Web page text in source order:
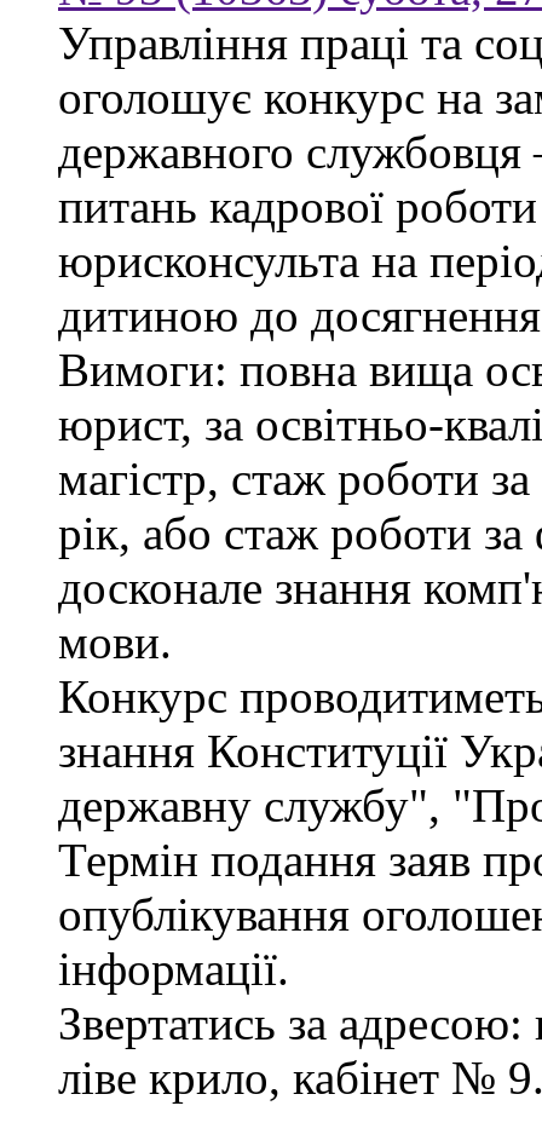
Управління праці та
оголошує конкурс на
державного службовця
питань кадрової
юрисконсульта на
дитиною до
Вимоги: повна вища
юрист, за освітньо-
магістр, стаж роботи
рік, або стаж роботи
досконале знання
мови.
Конкурс
знання Конституції
державну службу",
Термін подання заяв
опублікування
інформації.
Звертатись за
ліве крило, кабінет №